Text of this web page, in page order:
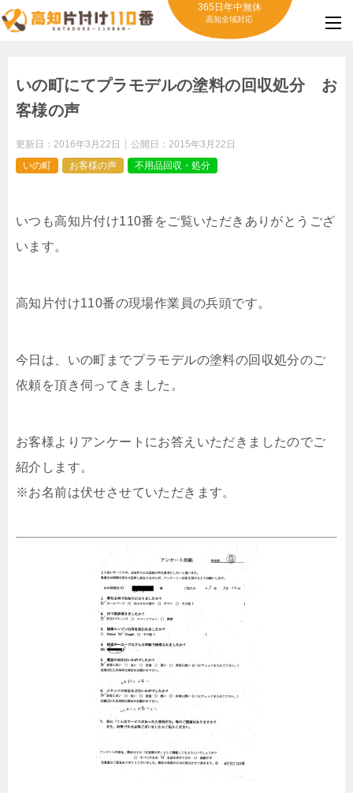
365日年中無休
高知全域対応
いの町にてプラモデルの塗料の回収処分 お
客様の声
更新日： 2016年3月22日 公開日： 2015年3月22日
いの町
お客様の声 不用品回収・処分
いつも高知片付け110番をご覧いただきありがとうござ
います。
高知片付け110番の現場作業員の兵頭です。
今日は、いの町までプラモデルの塗料の回収処分のご
依頼を頂き伺ってきました。
お客様よりアンケートにお答えいただきましたのでご
紹介します。
※お名前は伏せさせていただきます。